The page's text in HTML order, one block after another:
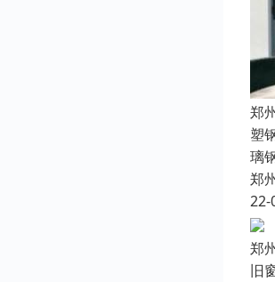
郑
塑
璃
郑
22-
郑
旧